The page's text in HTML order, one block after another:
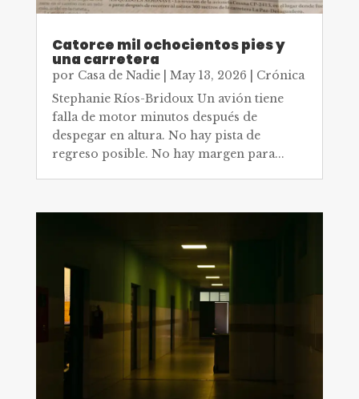
Catorce mil ochocientos pies y
una carretera
por Casa de Nadie| May 13, 2026
Crónica
Stephanie Ríos-Bridoux Un avión tiene
falla de motor minutos después de
despegar en altura. No hay pista de
regreso posible. No hay margen para...